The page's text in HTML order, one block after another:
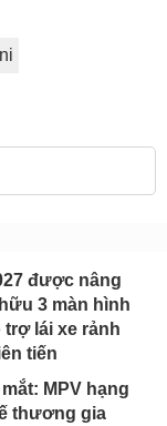
được nâng
3 màn hình
trợ lái xe rảnh
tiến
MPV hạng
thương gia